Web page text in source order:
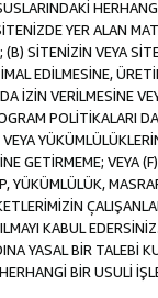
YER ALAN
SİTENİZİN VEYA
EDİLMESİNE,
İZİN VERİLMESİNE
POLİTİKALARI
VEYA
GETİRMEME; VEYA
YÜKÜMLÜLÜK,
KABUL
YASAL BİR TALEBİ
BİR USULİ